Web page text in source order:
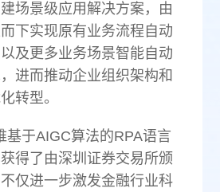
场景级应用解决方案，由
下实现原有业务流程自动
及更多业务场景智能自动
进而推动企业组织架构和
转型。
基于AIGC算法的RPA语言
得了由深圳证券交易所颁
仅进一步激发金融行业科